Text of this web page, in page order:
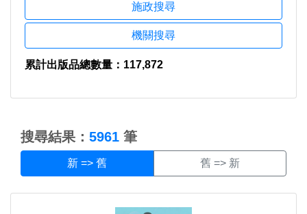
施政搜尋
機關搜尋
累計出版品總數量：117,872
搜尋結果： 5961 筆